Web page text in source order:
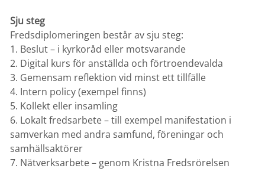
Sju steg
Fredsdiplomeringen består av sju steg:
1. Beslut – i kyrkoråd eller motsvarande
2. Digital kurs för anställda och förtroendevalda
3. Gemensam reflektion vid minst ett tillfälle
4. Intern policy (exempel finns)
5. Kollekt eller insamling
6. Lokalt fredsarbete – till exempel manifestation i
samverkan med andra samfund, föreningar och
samhällsaktörer
7. Nätverksarbete – genom Kristna Fredsrörelsen